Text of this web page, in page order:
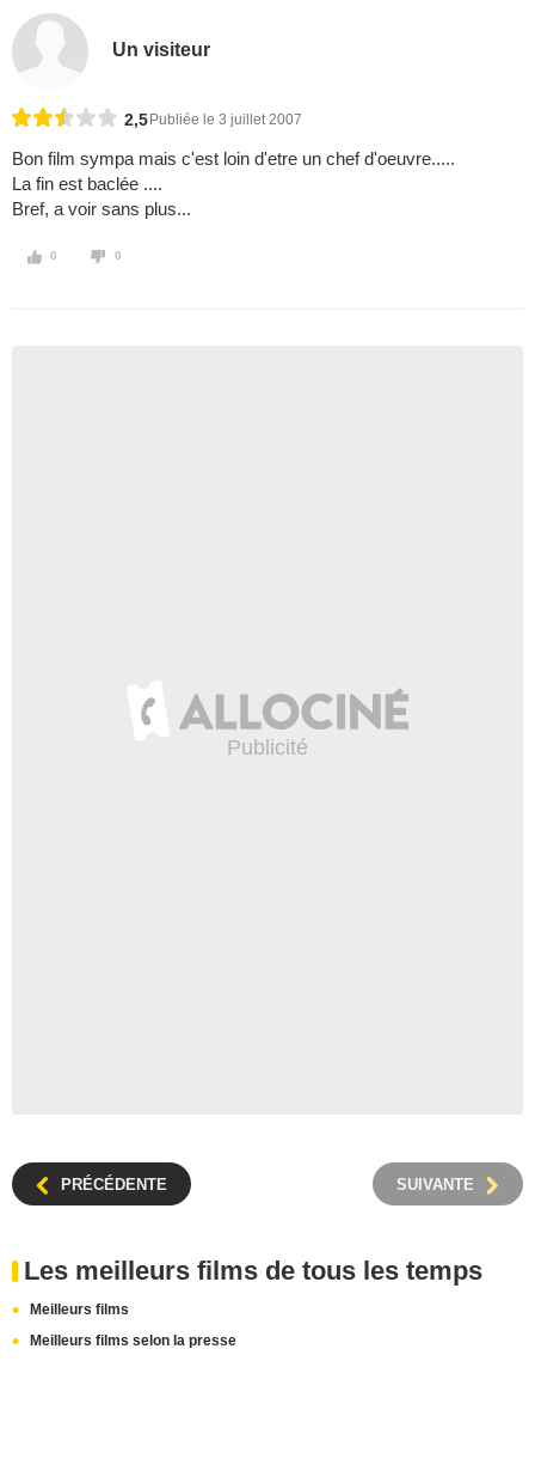
Un visiteur
2,5 Publiée le 3 juillet 2007
Bon film sympa mais c'est loin d'etre un chef d'oeuvre.....
La fin est baclée ....
Bref, a voir sans plus...
0 0
PRÉCÉDENTE SUIVANTE
Les meilleurs films de tous les temps
Meilleurs films
Meilleurs films selon la presse